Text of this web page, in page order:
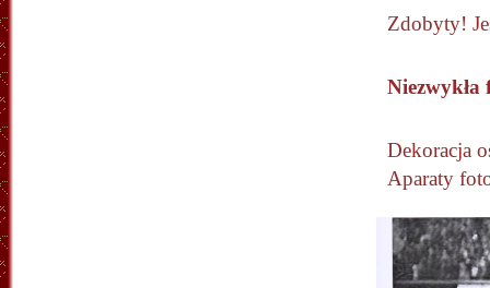
Zdobyty!
Dekoracja
Aparaty